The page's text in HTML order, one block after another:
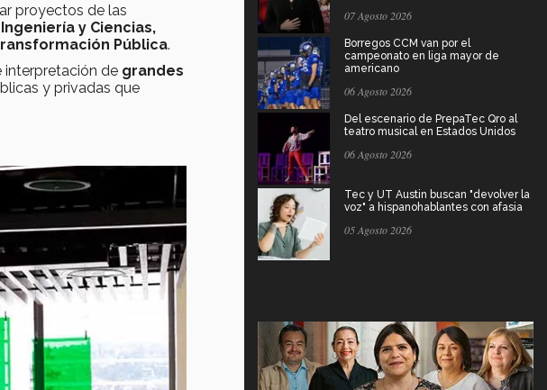
proyectos de las
y Ciencias,
Pública.
interpretación de grandes
y privadas que
07 Agosto 2026
Borregos CCM van por el
campeonato en liga mayor de
americano
06 Agosto 2026
Del escenario de PrepaTec Qro al
teatro musical en Estados Unidos
06 Agosto 2026
Tec y UT Austin buscan "devolver la
voz" a hispanohablantes con afasia
05 Agosto 2026